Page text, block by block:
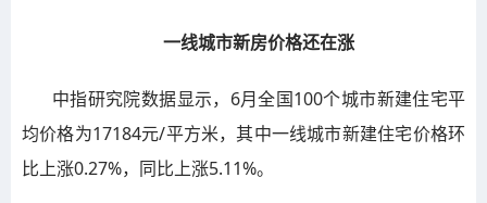
一线城市新房价格还在涨
中指研究院数据显示，6月全国100个城市新建住宅平
均价格为17184元/平方米，其中一线城市新建住宅价格环
比上涨0.27%，同比上涨5.11%。